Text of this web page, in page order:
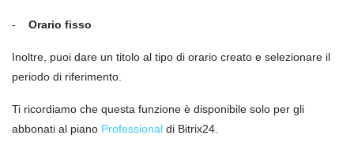
- Orario fisso
Inoltre, puoi dare un titolo al tipo di orario creato e selezionare il
periodo di riferimento.
Ti ricordiamo che questa funzione è disponibile solo per gli
abbonati al piano Professional di Bitrix24.